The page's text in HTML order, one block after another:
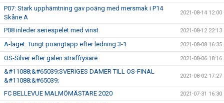
P07: Stark upphämtning gav poäng med mersmak i P14
Skåne A
2021-08-14 12:00
P08 inleder seriespelet med vinst 2021-08-12 22:13
A-laget: Tungt poängtapp efter ledning 3-1 2021-08-08 16:35
OS-Silver efter galen straffrysare 2021-08-06 18:16
&#11088;&#65039;SVERIGES DAMER TILL OS-FINAL
&#11088;&#65039;
2021-08-02 17:27
FC BELLEVUE MALMÖMÄSTARE 2020 2021-07-31 16:30